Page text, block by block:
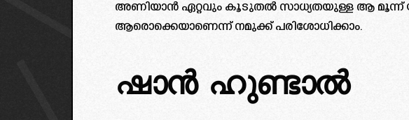
അണിയാൻ ഏറ്റവും കൂടുതൽ സാധ്യതയുള്ള ആ മൂന്ന്
ആരൊക്കെയാണെന്ന് നമുക്ക് പരിശോധിക്കാം.
ഷാൻ ഹുണ്ടാൽ